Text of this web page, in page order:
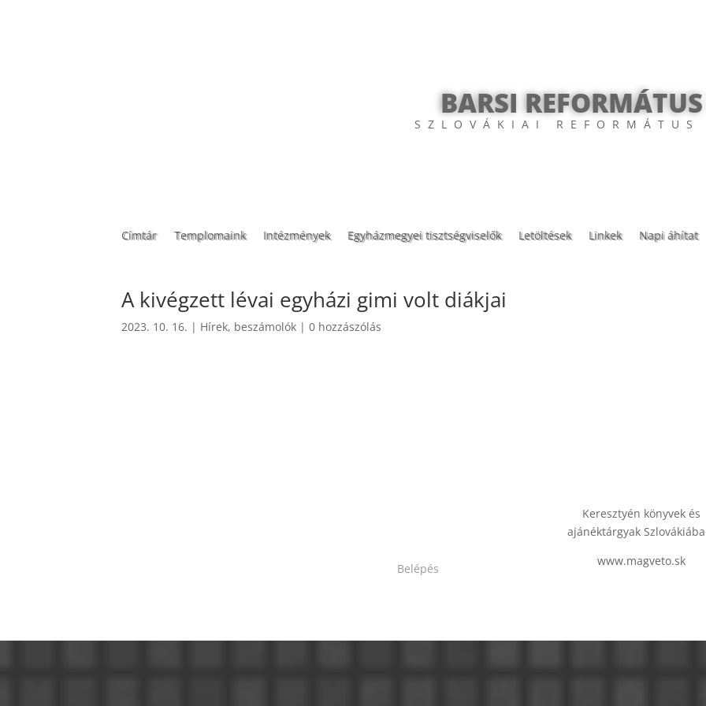
BARSI
SZLOVÁKIAI REFORMÁTUS
Címtár Templomaink Intézmények Egyházmegyei tisztségviselők Letöltések Linkek Napi áhítat
A kivégzett lévai egyházi gimi volt diákjai
2023. 10. 16. | Hírek, beszámolók |0 hozzászólás
Belépés
Keresztyén könyvek és
ajánéktárgyak
www.magveto.sk